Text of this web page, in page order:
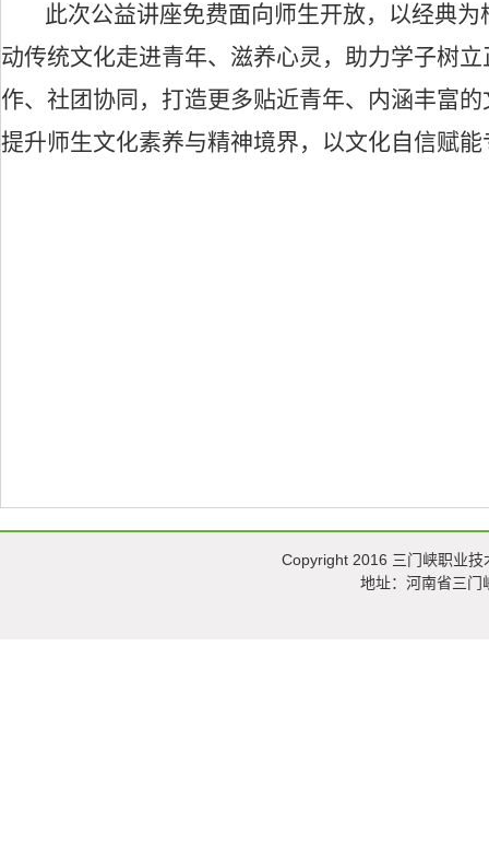
此次公益讲座免费面向师生开放，以经典
动传统文化走进青年、滋养心灵，助力学子树
作、社团协同，打造更多贴近青年、内涵丰富
提升师生文化素养与精神境界，以文化自信赋
Copyright 2016 三门峡职业
地址：河南省三门